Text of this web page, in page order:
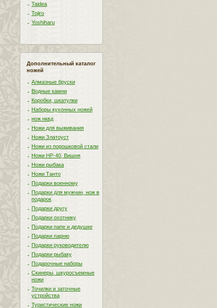
Taidea
Tojiro
Yoshiharu
Дополнительный каталог
ножей
Алмазные бруски
Водные камни
Коробки, шкатулки
Наборы кухонных ножей
нож нквд
Ножи для выживания
Ножи Златоуст
Ножи из порошковой стали
Ножи НР-40, Вишня
Ножи рыбака
Ножи Танто
Подарки военному
Подарки для мужчин, нож в
подарок
Подарки другу
Подарки охотнику
Подарки папе и дедушке
Подарки парню
Подарки руководителю
Подарки рыбаку
Подарочные наборы
Скинеры, шкуросъемные
ножи
Точилки и заточные
устройства
Туристические ножи